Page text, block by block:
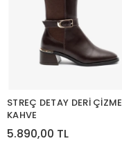
STREÇ DETAY DERİ ÇİZME
KAHVE
5.890,00 TL